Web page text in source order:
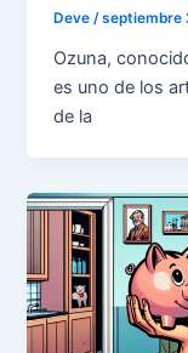
Deve/septiembre
Ozuna,
es uno de los
de la